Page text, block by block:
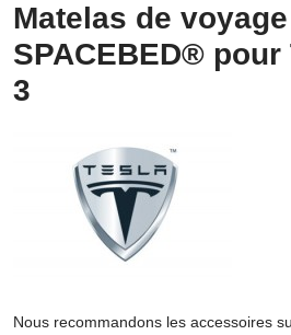
Matelas de voyage
SPACEBED® pour
3
Nous recommandons les accessoires